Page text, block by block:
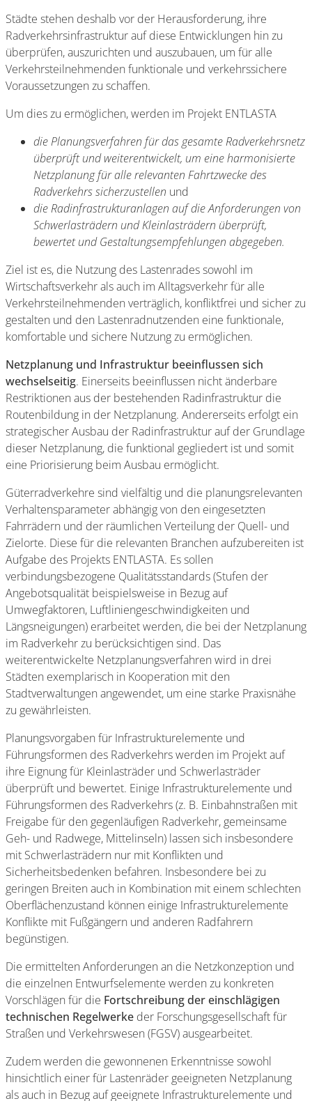
Städte stehen deshalb vor der Herausforderung, ihre
Radverkehrsinfrastruktur auf diese Entwicklungen hin zu
überprüfen, auszurichten und auszubauen, um für alle
Verkehrsteilnehmenden funktionale und verkehrssichere
Voraussetzungen zu schaffen.
Um dies zu ermöglichen, werden im Projekt ENTLASTA
die Planungsverfahren für das gesamte Radverkehrsnetz
überprüft und weiterentwickelt, um eine harmonisierte
Netzplanung für alle relevanten Fahrtzwecke des
Radverkehrs sicherzustellen und
die Radinfrastrukturanlagen auf die Anforderungen von
Schwerlasträdern und Kleinlasträdern überprüft,
bewertet und Gestaltungsempfehlungen abgegeben.
Ziel ist es, die Nutzung des Lastenrades sowohl im
Wirtschaftsverkehr als auch im Alltagsverkehr für alle
Verkehrsteilnehmenden verträglich, konfliktfrei und sicher zu
gestalten und den Lastenradnutzenden eine funktionale,
komfortable und sichere Nutzung zu ermöglichen.
Netzplanung und Infrastruktur beeinflussen sich
wechselseitig. Einerseits beeinflussen nicht änderbare
Restriktionen aus der bestehenden Radinfrastruktur die
Routenbildung in der Netzplanung. Andererseits erfolgt ein
strategischer Ausbau der Radinfrastruktur auf der Grundlage
dieser Netzplanung, die funktional gegliedert ist und somit
eine Priorisierung beim Ausbau ermöglicht.
Güterradverkehre sind vielfältig und die planungsrelevanten
Verhaltensparameter abhängig von den eingesetzten
Fahrrädern und der räumlichen Verteilung der Quell- und
Zielorte. Diese für die relevanten Branchen aufzubereiten ist
Aufgabe des Projekts ENTLASTA. Es sollen
verbindungsbezogene Qualitätsstandards (Stufen der
Angebotsqualität beispielsweise in Bezug auf
Umwegfaktoren, Luftliniengeschwindigkeiten und
Längsneigungen) erarbeitet werden, die bei der Netzplanung
im Radverkehr zu berücksichtigen sind. Das
weiterentwickelte Netzplanungsverfahren wird in drei
Städten exemplarisch in Kooperation mit den
Stadtverwaltungen angewendet, um eine starke Praxisnähe
zu gewährleisten.
Planungsvorgaben für Infrastrukturelemente und
Führungsformen des Radverkehrs werden im Projekt auf
ihre Eignung für Kleinlasträder und Schwerlasträder
überprüft und bewertet. Einige Infrastrukturelemente und
Führungsformen des Radverkehrs (z. B. Einbahnstraßen mit
Freigabe für den gegenläufigen Radverkehr, gemeinsame
Geh- und Radwege, Mittelinseln) lassen sich insbesondere
mit Schwerlasträdern nur mit Konflikten und
Sicherheitsbedenken befahren. Insbesondere bei zu
geringen Breiten auch in Kombination mit einem schlechten
Oberflächenzustand können einige Infrastrukturelemente
Konflikte mit Fußgängern und anderen Radfahrern
begünstigen.
Die ermittelten Anforderungen an die Netzkonzeption und
die einzelnen Entwurfselemente werden zu konkreten
Vorschlägen für die Fortschreibung der einschlägigen
technischen Regelwerke der Forschungsgesellschaft für
Straßen und Verkehrswesen (FGSV) ausgearbeitet.
Zudem werden die gewonnenen Erkenntnisse sowohl
hinsichtlich einer für Lastenräder geeigneten Netzplanung
als auch in Bezug auf geeignete Infrastrukturelemente und